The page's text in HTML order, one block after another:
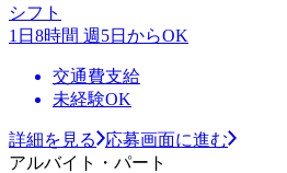
シフト
1日8時間 週5日からOK
交通費支給
未経験OK
詳細を見る
応募画面に進む
アルバイト・パート